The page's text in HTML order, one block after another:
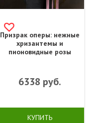
Призрак оперы: нежные
хризантемы и
пионовидные розы
6338 руб.
КУПИТЬ